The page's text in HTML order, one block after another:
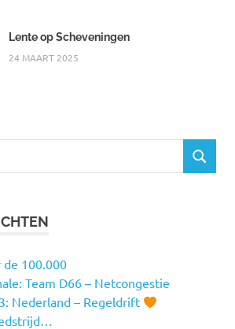
Lente op Scheveningen
24 MAART 2025
ZOEKEN
de 100.000
Team D66 – Netcongestie
Nederland – Regeldrift